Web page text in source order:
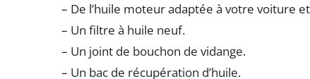
– De l’huile moteur adaptée à votre voiture
– Un filtre à huile neuf.
– Un joint de bouchon de vidange.
– Un bac de récupération d’huile.